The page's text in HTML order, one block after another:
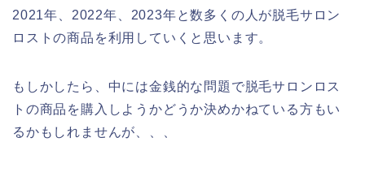
2021年、2022年、2023年と数多くの人が脱毛サロン
ロストの商品を利用していくと思います。
もしかしたら、中には金銭的な問題で脱毛サロンロス
トの商品を購入しようかどうか決めかねている方もい
るかもしれませんが、、、